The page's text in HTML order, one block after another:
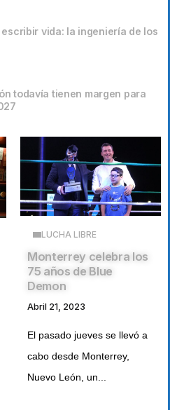
vida: la ingeniería de los
todavía tienen margen para
LUCHA LIBRE
Monterrey celebra los
75 años de Blue
Demon
Abril 21, 2023
El pasado jueves se llevó a
cabo desde Monterrey,
Nuevo León, un...